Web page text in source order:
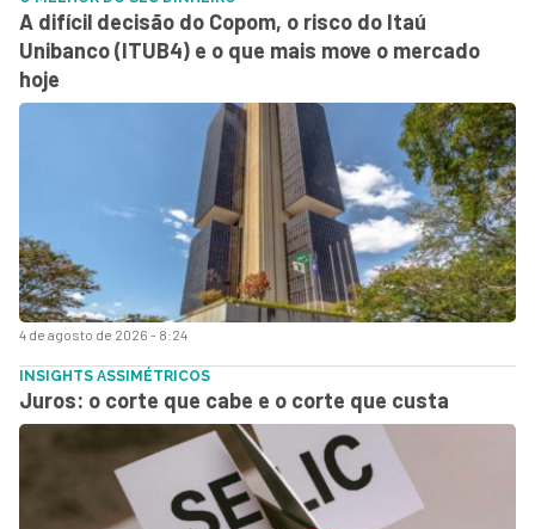
4 de agosto de 2026 - 8:24
A difícil decisão do Copom, o risco do Itaú
Unibanco (ITUB4) e o que mais move o mercado
hoje
INSIGHTS ASSIMÉTRICOS
Juros: o corte que cabe e o corte que custa